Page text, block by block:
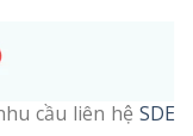
cầu liên hệ SDE